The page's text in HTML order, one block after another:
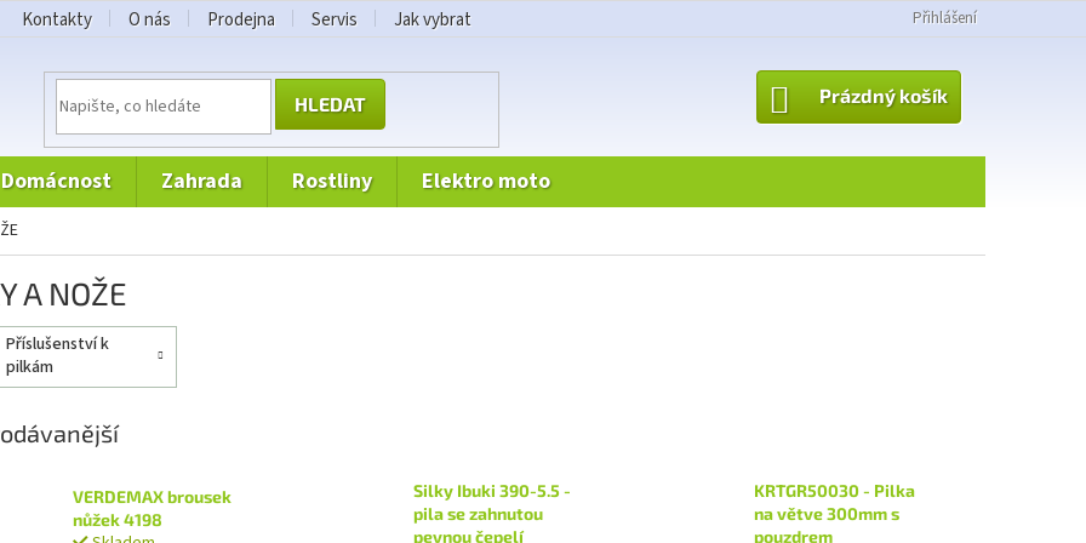
Kontakty O nás Prodejna Servis Jak vybrat Přihlášení
HLEDAT
NÁKUPNÍ
KOŠÍK
Prázdný košík
domácnost zahrada rostliny elektro moto
A NOŽE
příslušenství k
pilkám
VERDEMAX brousek
nůžek 4198
Silky Ibuki 390-5.5 -
pila se zahnutou
pevnou čepelí
KRTGR50030 - Pilka
na větve 300mm s
pouzdrem